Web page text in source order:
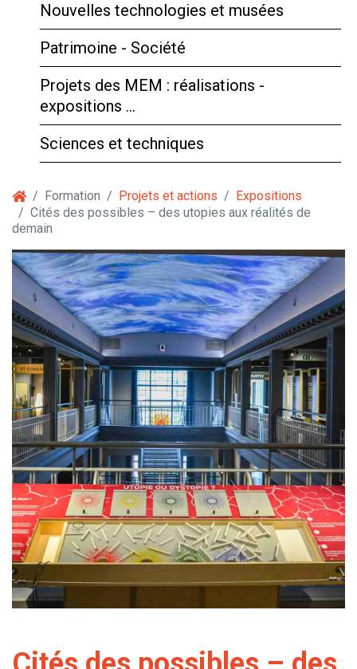
Nouvelles technologies et musées
Patrimoine - Société
Projets des MEM : réalisations -
expositions …
Sciences et techniques
Formation Projets et actions
Expositions
Cités des possibles – des utopies aux réalités de
demain